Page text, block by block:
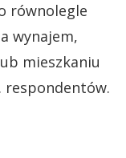
równolegle
wynajem,
mieszkaniu
respondentów.